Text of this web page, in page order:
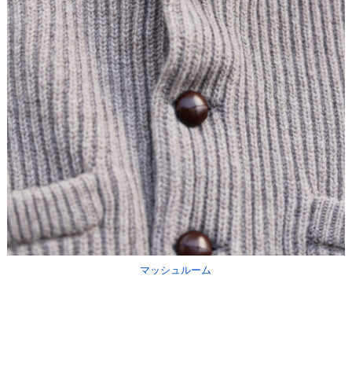
マッシュルーム